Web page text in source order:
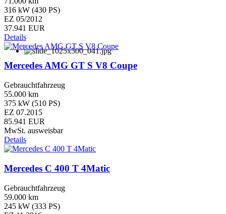
316 kW (430 PS)
EZ 05/2012
37.941 EUR
Details
Mercedes AMG GT S V8 Coupe
Gebrauchtfahrzeug
55.000 km
375 kW (510 PS)
EZ 07.2015
85.941 EUR
MwSt. ausweisbar
Details
Mercedes C 400 T 4Matic
Gebrauchtfahrzeug
59.000 km
245 kW (333 PS)